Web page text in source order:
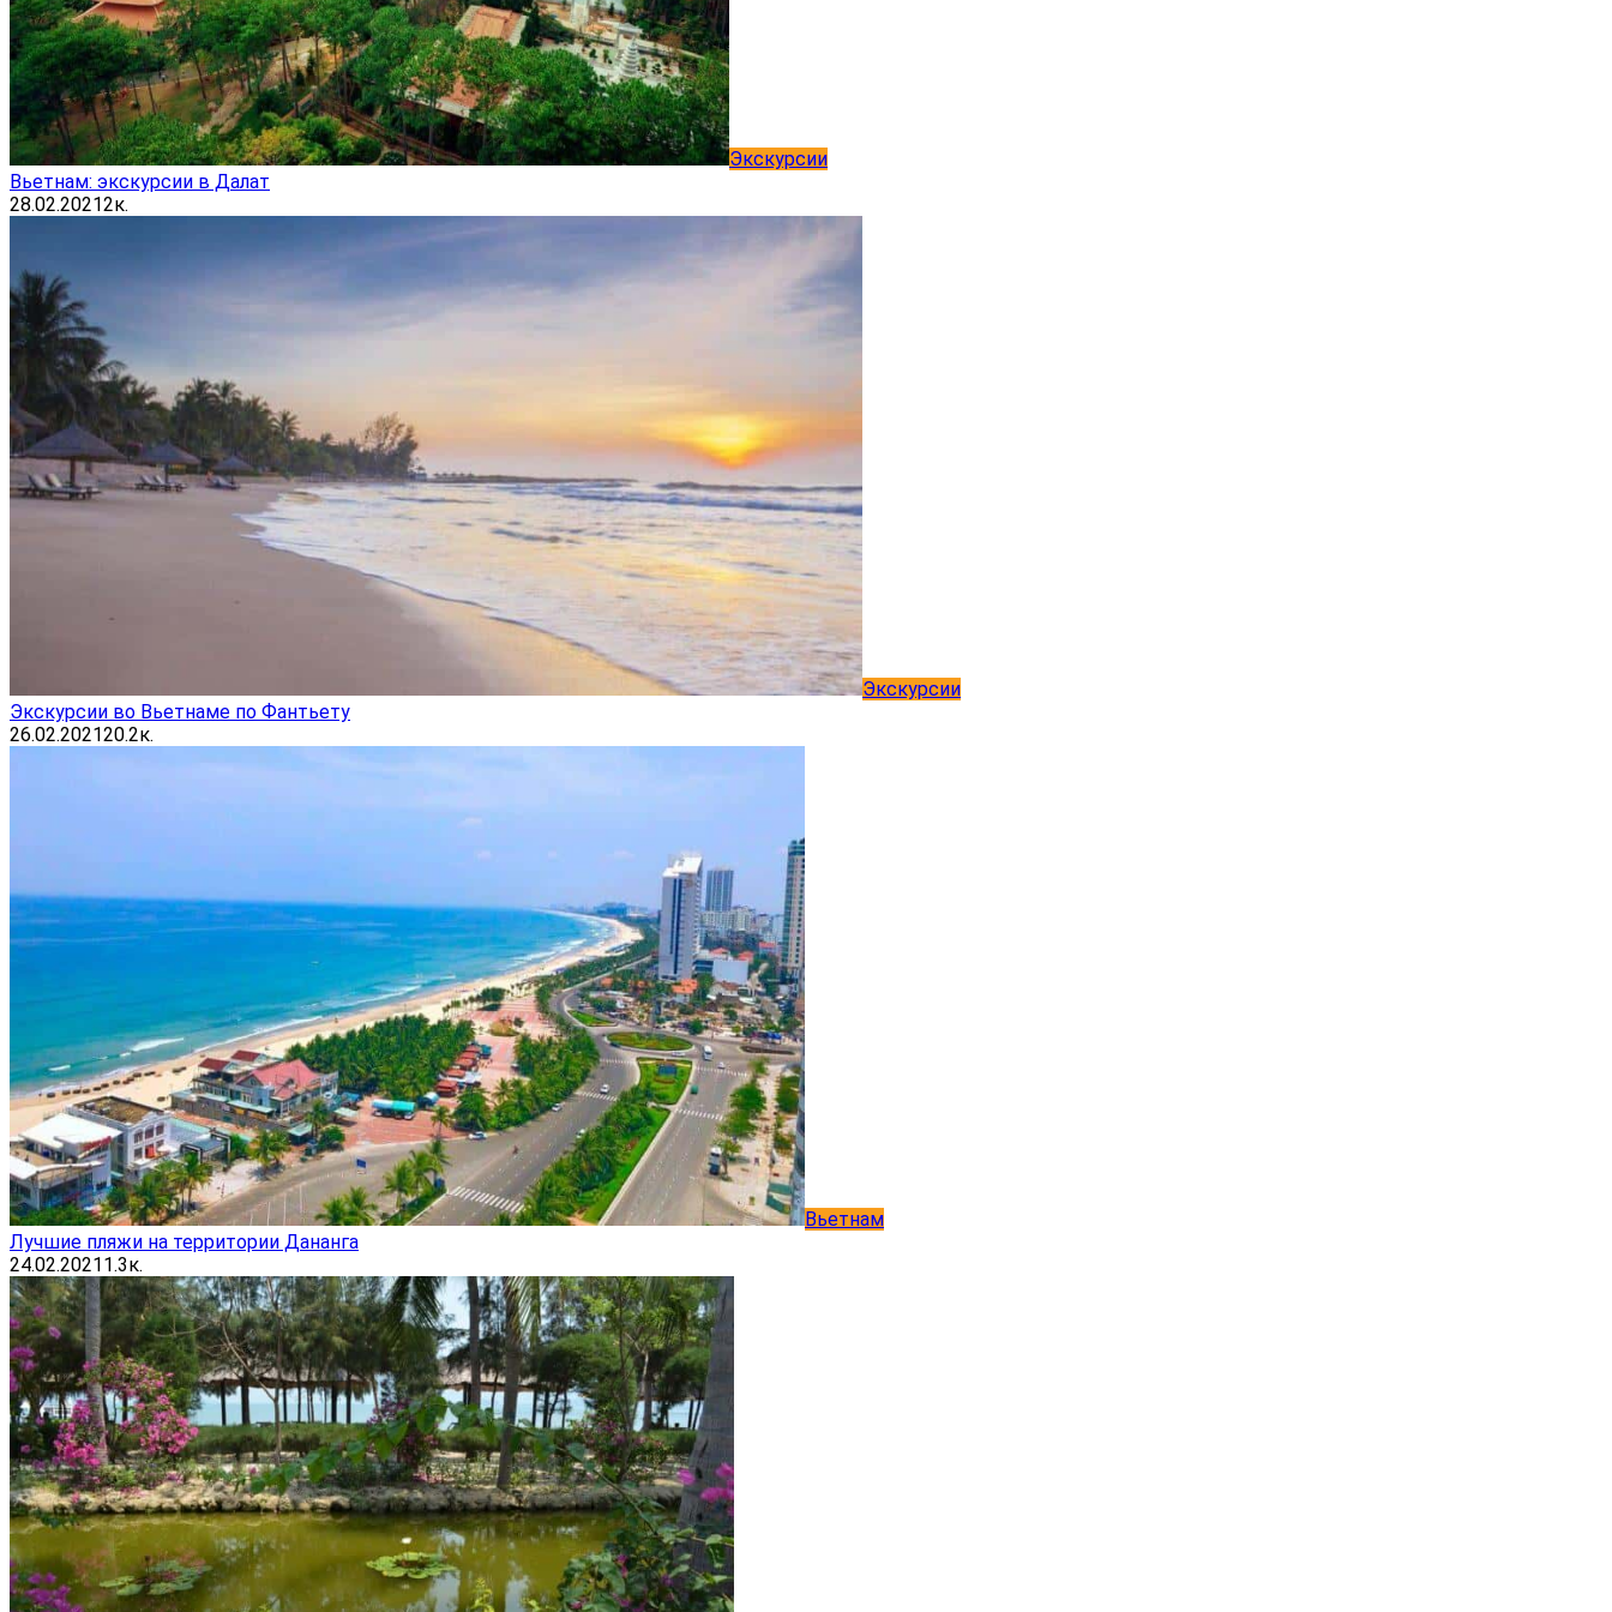
Экскурсии
Вьетнам: экскурсии в Далат
28.02.20212к.
Экскурсии
Экскурсии во Вьетнаме по Фантьету
26.02.202120.2к.
Вьетнам
Лучшие пляжи на территории Дананга
24.02.20211.3к.